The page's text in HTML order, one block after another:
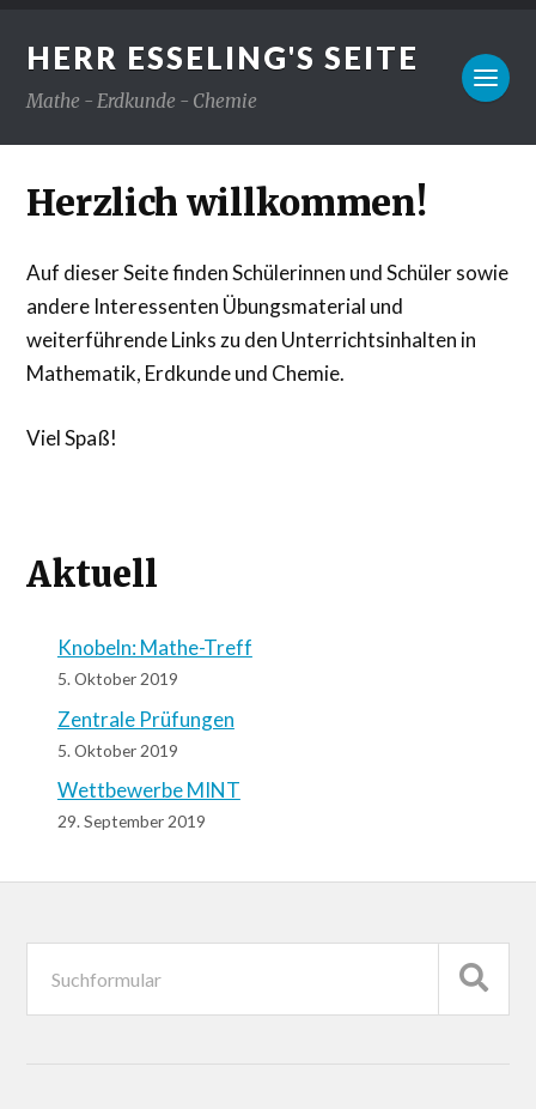
HERR ESSELING'S SEITE
Mathe - Erdkunde - Chemie
Herzlich willkommen!
Auf dieser Seite finden Schülerinnen und Schüler sowie
andere Interessenten Übungsmaterial und
weiterführende Links zu den Unterrichtsinhalten in
Mathematik, Erdkunde und Chemie.
Viel Spaß!
Aktuell
Knobeln: Mathe-Treff
5. Oktober 2019
Zentrale Prüfungen
5. Oktober 2019
Wettbewerbe MINT
29. September 2019